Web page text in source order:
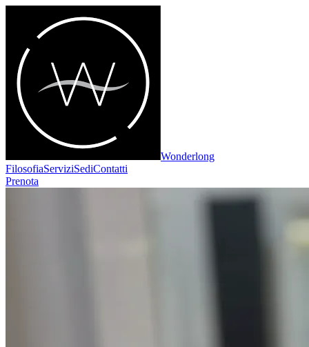
Wonderlong
FilosofiaServiziSediContatti
Prenota